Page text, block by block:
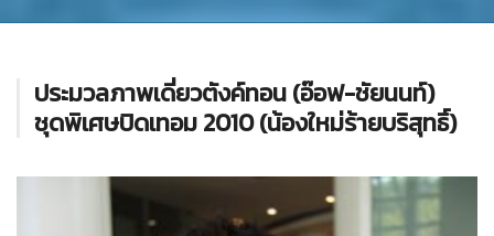
ประมวลภาพเดี่ยวตังค์ทอน (อ๊อฟ-ชัยนนท์)
ชุดพิเศษปิดเทอม 2010 (น้องใหม่ร้ายบริสุทธิ์)